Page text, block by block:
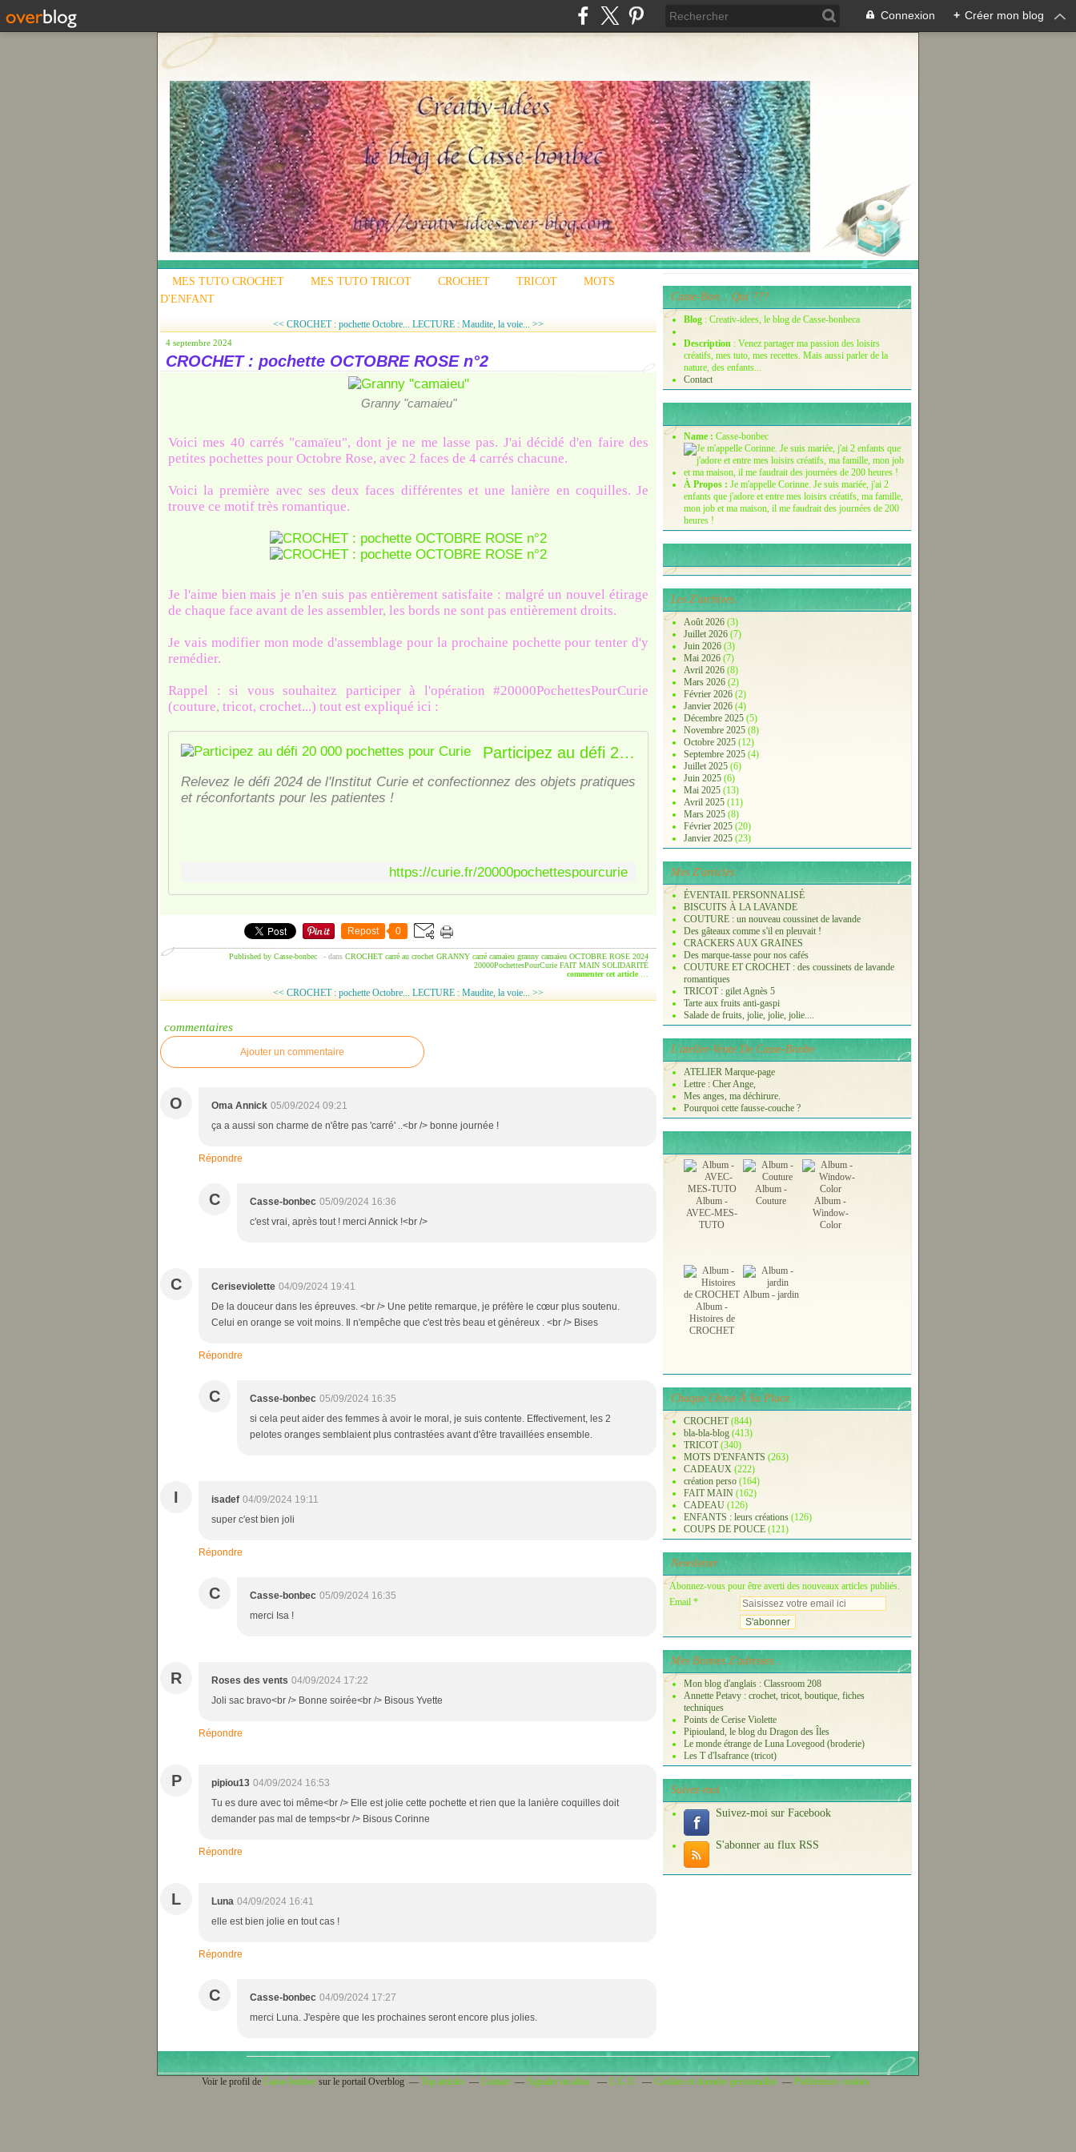
Connexion + Créer mon blog
MES TUTO CROCHET MES TUTO TRICOT CROCHET TRICOT
MOTS
D'ENFANT
<< CROCHET : pochette Octobre... LECTURE : Maudite, la voie... >>
4 septembre 2024
CROCHET : pochette OCTOBRE ROSE n°2
Granny "camaieu"
Voici mes 40 carrés "camaïeu", dont je ne me lasse pas. J'ai décidé d'en faire des
petites pochettes pour Octobre Rose, avec 2 faces de 4 carrés chacune.
Voici la première avec ses deux faces différentes et une lanière en coquilles. Je
trouve ce motif très romantique.
Je l'aime bien mais je n'en suis pas entièrement satisfaite : malgré un nouvel étirage
de chaque face avant de les assembler, les bords ne sont pas entièrement droits.
Je vais modifier mon mode d'assemblage pour la prochaine pochette pour tenter d'y
remédier.
Rappel : si vous souhaitez participer à l'opération #20000PochettesPourCurie
(couture, tricot, crochet...) tout est expliqué ici :
Participez au défi 20 000 pochettes pour Curie
Relevez le défi 2024 de l'Institut Curie et confectionnez des objets pratiques
et réconfortants pour les patientes !
https://curie.fr/20000pochettespourcurie
Repost 0
Published by Casse-bonbec - dans CROCHET carré au crochet GRANNY carré camaïeu granny camaïeu OCTOBRE ROSE 2024
20000PochettesPourCurie FAIT MAIN SOLIDARITÉ
commenter cet article
<< CROCHET : pochette Octobre... LECTURE : Maudite, la voie... >>
commentaires
Ajouter un commentaire
O Oma Annick 05/09/2024 09:21
ça a aussi son charme de n'être pas 'carré' ..<br /> bonne journée !
Répondre
C Casse-bonbec 05/09/2024 16:36
c'est vrai, après tout ! merci Annick !<br />
C Ceriseviolette 04/09/2024 19:41
De la douceur dans les épreuves. <br /> Une petite remarque, je préfère le cœur plus soutenu.
Celui en orange se voit moins. Il n'empêche que c'est très beau et généreux . <br /> Bises
Répondre
C Casse-bonbec 05/09/2024 16:35
si cela peut aider des femmes à avoir le moral, je suis contente. Effectivement, les 2
pelotes oranges semblaient plus contrastées avant d'être travaillées ensemble.
I isadef 04/09/2024 19:11
super c'est bien joli
Répondre
C Casse-bonbec 05/09/2024 16:35
merci Isa !
R Roses des vents 04/09/2024 17:22
Joli sac bravo<br /> Bonne soirée<br /> Bisous Yvette
Répondre
P pipiou13 04/09/2024 16:53
Tu es dure avec toi même<br /> Elle est jolie cette pochette et rien que la lanière coquilles doit
demander pas mal de temps<br /> Bisous Corinne
Répondre
L Luna 04/09/2024 16:41
elle est bien jolie en tout cas !
Répondre
C Casse-bonbec 04/09/2024 17:27
merci Luna. J'espère que les prochaines seront encore plus jolies.
Casse-Bon... Qui ???
Blog : Creativ-idees, le blog de Casse-bonbeca
Description : Venez partager ma passion des loisirs
créatifs, mes tuto, mes recettes. Mais aussi parler de la
nature, des enfants...
Contact
Name : Casse-bonbec
À Propos : Je m'appelle Corinne. Je suis mariée, j'ai 2
enfants que j'adore et entre mes loisirs créatifs, ma famille,
mon job et ma maison, il me faudrait des journées de 200
heures !
Les Z'archives.
Août 2026 (3)
Juillet 2026 (7)
Juin 2026 (3)
Mai 2026 (7)
Avril 2026 (8)
Mars 2026 (2)
Février 2026 (2)
Janvier 2026 (4)
Décembre 2025 (5)
Novembre 2025 (8)
Octobre 2025 (12)
Septembre 2025 (4)
Juillet 2025 (6)
Juin 2025 (6)
Mai 2025 (13)
Avril 2025 (11)
Mars 2025 (8)
Février 2025 (20)
Janvier 2025 (23)
Mes Z'articles.
ÉVENTAIL PERSONNALISÉ
BISCUITS À LA LAVANDE
COUTURE : un nouveau coussinet de lavande
Des gâteaux comme s'il en pleuvait !
CRACKERS AUX GRAINES
Des marque-tasse pour nos cafés
COUTURE ET CROCHET : des coussinets de lavande
romantiques
TRICOT : gilet Agnès 5
Tarte aux fruits anti-gaspi
Salade de fruits, jolie, jolie, jolie....
L'atelier-Vente De Casse-Bonbe
ATELIER Marque-page
Lettre : Cher Ange,
Mes anges, ma déchirure.
Pourquoi cette fausse-couche ?
Album -
AVEC-MES-
TUTO
Album -
Couture
Album -
Window-
Color
Album -
Histoires de
CROCHET
Album - jardin
Chaque Chose À Sa Place.
CROCHET(844)
bla-bla-blog (413)
TRICOT(340)
MOTS D'ENFANTS (263)
CADEAUX (222)
création perso (164)
FAIT MAIN (162)
CADEAU (126)
ENFANTS : leurs créations (126)
COUPS DE POUCE (121)
Newsletter
Abonnez-vous pour être averti des nouveaux articles publiés.
Email
Mes Bonnes Z'adresses...
Mon blog d'anglais : Classroom 208
Annette Petavy : crochet, tricot, boutique, fiches
techniques
Points de Cerise Violette
Pipiouland, le blog du Dragon des Îles
Le monde étrange de Luna Lovegood (broderie)
Les T d'Isafrance (tricot)
Suivez-moi
Suivez-moi sur Facebook
S'abonner au flux RSS
Voir le profil de Casse-bonbec sur le portail Overblog Top articles Contact Signaler un abus C.G.U. Cookies et données personnelles Préférences cookies